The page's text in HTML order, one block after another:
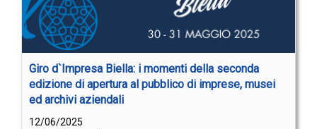
Giro d`Impresa Biella: i momenti della seconda
edizione di apertura al pubblico di imprese, musei
ed archivi aziendali
12/06/2025